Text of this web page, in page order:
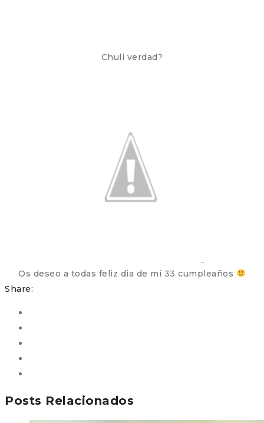
Chuli verdad?
Os deseo a todas feliz dia de mi 33 cumpleaños
Share:
Posts Relacionados